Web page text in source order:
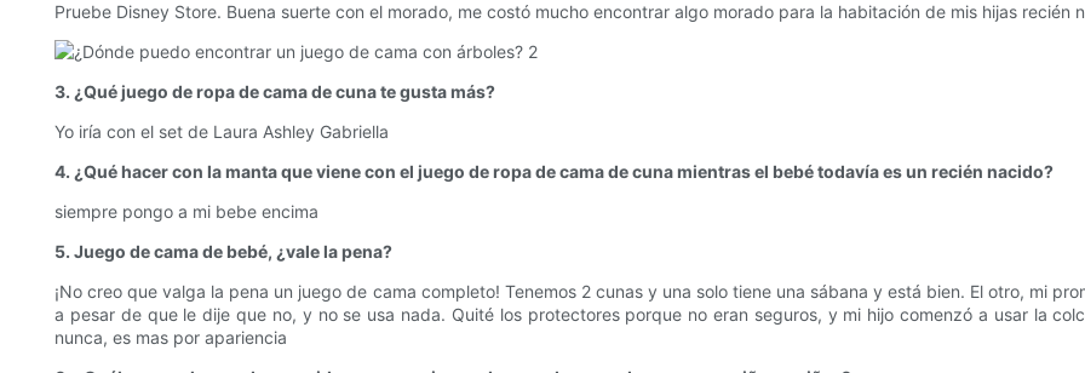
Pruebe Disney Store. Buena suerte con el morado, me costó mucho encontrar algo morado para la habitación de mis hijas recién
3. ¿Qué juego de ropa de cama de cuna te gusta más?
Yo iría con el set de Laura Ashley Gabriella
4. ¿Qué hacer con la manta que viene con el juego de ropa de cama de cuna mientras el bebé todavía es un recién nacido?
siempre pongo a mi bebe encima
5. Juego de cama de bebé, ¿vale la pena?
¡No creo que valga la pena un juego de cama completo! Tenemos 2 cunas y una solo tiene una sábana y está bien. El otro, mi
a pesar de que le dije que no, y no se usa nada. Quité los protectores porque no eran seguros, y mi hijo comenzó a usar la
nunca, es mas por apariencia